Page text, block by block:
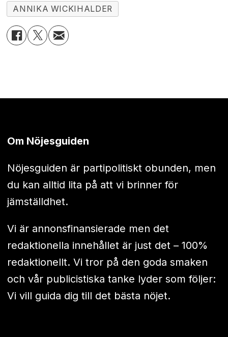
ANNIKA WICKIHALDER
Om Nöjesguiden
Nöjesguiden är partipolitiskt obunden, men
du kan alltid lita på att vi brinner för
jämställdhet.
Vi är annonsfinansierade men det
redaktionella innehållet är just det – 100%
redaktionellt. Vi tror på den goda smaken
och vår publicistiska tanke lyder som följer:
Vi vill guida dig till det bästa nöjet.